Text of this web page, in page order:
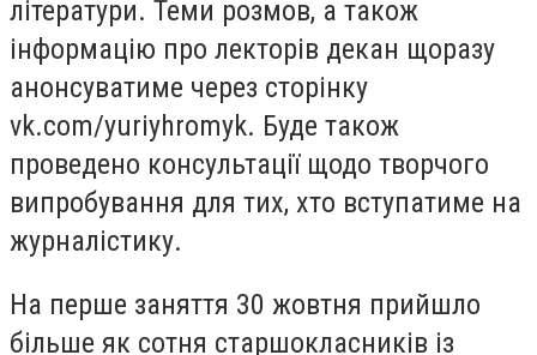
літератури. Теми розмов, а також
інформацію про лекторів декан щоразу
анонсуватиме через сторінку
vk.com/yuriyhromyk. Буде також
проведено консультації щодо творчого
випробування для тих, хто вступатиме на
журналістику.
На перше заняття 30 жовтня прийшло
більше як сотня старшокласників із